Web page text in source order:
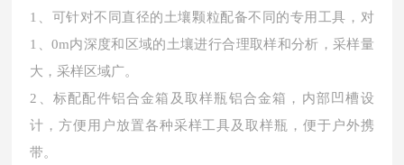
1、可针对不同直径的土壤颗粒配备不同的专用工具，对
1、0m内深度和区域的土壤进行合理取样和分析，采样量
大，采样区域广。
2、标配配件铝合金箱及取样瓶铝合金箱，内部凹槽设
计，方便用户放置各种采样工具及取样瓶，便于户外携
带。